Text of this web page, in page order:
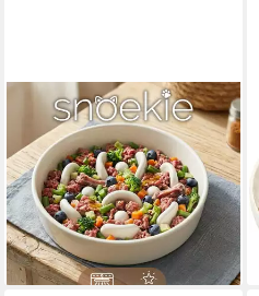
SNOEKIE
Napf SNOEKIE Anti-Schling-
Napf aus Porzellan für Katzen
& kleine Hunde
13,99 €
lieferbar - in 3-4 Werktagen bei dir